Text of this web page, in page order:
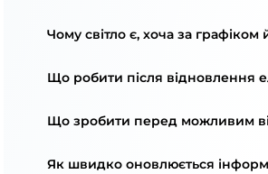
Чому світло є, хоча за
Що робити після відновлення
Що зробити перед можливим
Як швидко оновлюється